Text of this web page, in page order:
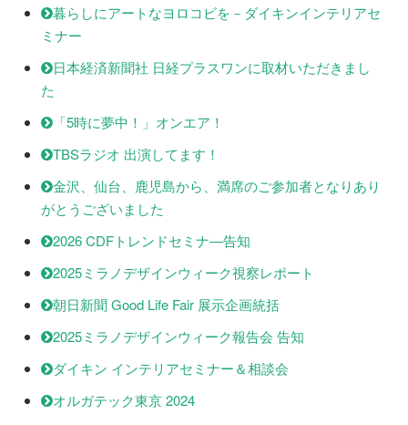
暮らしにアートなヨロコビを－ダイキンインテリアセ
ミナー
日本経済新聞社 日経プラスワンに取材いただきまし
た
「5時に夢中！」オンエア！
TBSラジオ 出演してます！
金沢、仙台、鹿児島から、満席のご参加者となりあり
がとうございました
2026 CDFトレンドセミナ―告知
2025ミラノデザインウィーク視察レポート
朝日新聞 Good Life Fair 展示企画統括
2025ミラノデザインウィーク報告会 告知
ダイキン インテリアセミナー＆相談会
オルガテック東京 2024